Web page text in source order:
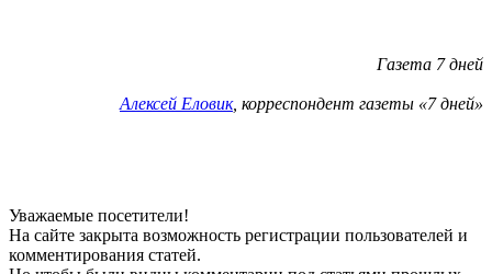
Газета 7 дней
Алексей Еловик, корреспондент газеты «7 дней»
Уважаемые посетители!
На сайте закрыта возможность регистрации пользователей и
комментирования статей.